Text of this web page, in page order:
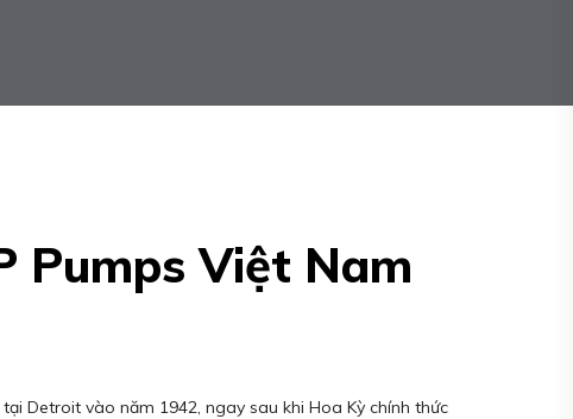
Pumps Việt Nam
Detroit vào năm 1942, ngay sau khi Hoa Kỳ chính thức